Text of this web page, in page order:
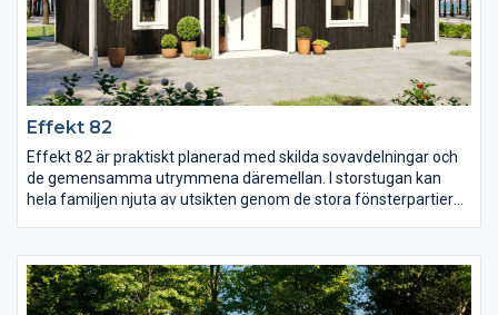
Effekt 82
Effekt 82 är praktiskt planerad med skilda sovavdelningar och
de gemensamma utrymmena däremellan. I storstugan kan
hela familjen njuta av utsikten genom de stora fönsterpartierna
rymliga och med goda förvaringsmöjligheter, det stora
sovrummet har dessutom egen utgång till trädgården.